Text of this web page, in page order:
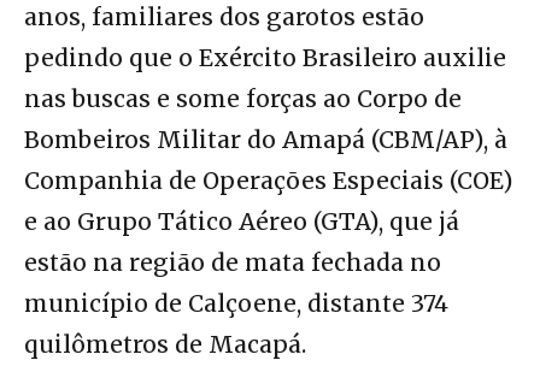
anos, familiares dos garotos estão
pedindo que o Exército Brasileiro auxilie
nas buscas e some forças ao Corpo de
Bombeiros Militar do Amapá (CBM/AP), à
Companhia de Operações Especiais (COE)
e ao Grupo Tático Aéreo (GTA), que já
estão na região de mata fechada no
município de Calçoene, distante 374
quilômetros de Macapá.